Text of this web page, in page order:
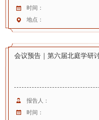
时间：
地点：
会议预告｜第六届北庭学研
报告人：
时间：